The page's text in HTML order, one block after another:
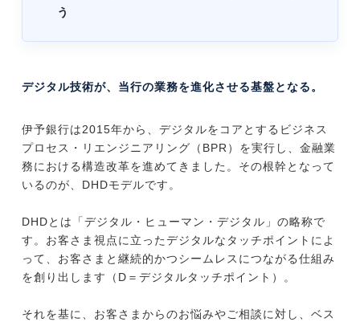
う
デジタル技術が、当行の業務を進化させる基盤となる。
伊予銀行は2015年から、デジタルをコアとするビジネス
プロセス・リエンジニアリング（BPR）を実行し、金融業
務における構造改革を進めてきました。その根幹となって
いるのが、DHDモデルです。
DHDとは「デジタル・ヒューマン・デジタル」の略称で
す。お客さま視点に立ったデジタルなタッチポイントによ
って、お客さまと継続的かつシームレスにつながる仕組み
を創り出します（D＝デジタルタッチポイント）。
それを基に、お客さまからのお悩みやご相談に対し、ベス